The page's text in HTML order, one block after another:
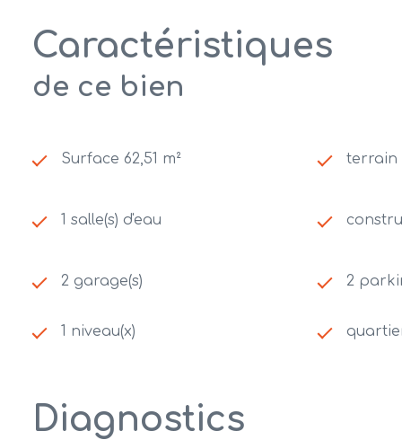
Caractéristiques
de ce bien
Surface 62,51 m² terrain
1 salle(s) d'eau
2 garage(s) 2
1 niveau(x)
Diagnostics